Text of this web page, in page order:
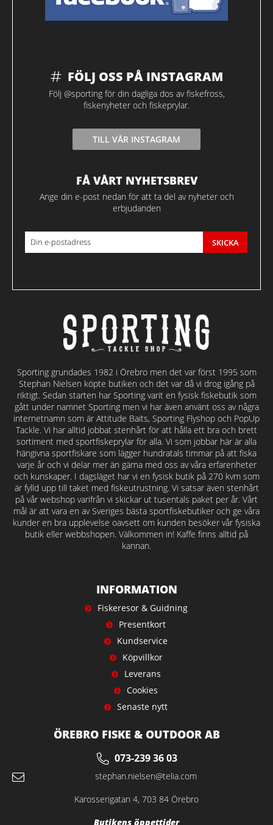
FÖLJ OSS PÅ INSTAGRAM
Följ @sporting för din dagliga dos av fiskefross,
fiskenyheter och fiskeprylar.
TILL VÅR INSTAGRAM
FÅ VÅRT NYHETSBREV
Ange din e-post nedan för att ta del av nyheter och
erbjudanden
SKICKA
Sporting grundades 1982 i Örebro men det var först 1995 som
Stephan Nielsen köpte butiken och det var då vi drog igång på
riktigt. Sedan starten har Sporting varit en fysisk fiskebutik som
gått under namnet Sporting men vi har även använt oss av några
internetnamn som är Attitude Baits, Sporting Flyshop och PopUp
Tackle. Vi har alltid jobbat stenhårt för att hålla ett bra och brett
sortiment med sportfiskeprylar för alla. Vi som jobbar här är alla
hängivna sportfiskare som lägger hundratals timmar på att fiska
varje år och vi delar mer än gärna med oss av våra erfarenheter
och kunskaper. I dagsläget har vi en fysisk butik på 270 kvm som
är fylld upp till taket med fiskeutrustning. Vi satsar även stenhårt
på vår webshop varifrån vi skickar ut tusentals paket per år. Vårt
mål är att vara en av Sveriges bästa sportfiskebutiker och ge våra
kunder en bra upplevelse oavsett om kunden besöker vår fysiska
butik eller webbshopen. Välkommen in! Kaffe finns alltid på
kannan.
INFORMATION
Fiskeresor & Guidning
Presentkort
Kundservice
Köpvillkor
Leverans
Cookies
Senaste nytt
ÖREBRO FISKE & OUTDOOR AB
073-239 36 03
stephan.nielsen@telia.com
Karosserigatan 4, 703 84 Örebro
Butikens öppettider